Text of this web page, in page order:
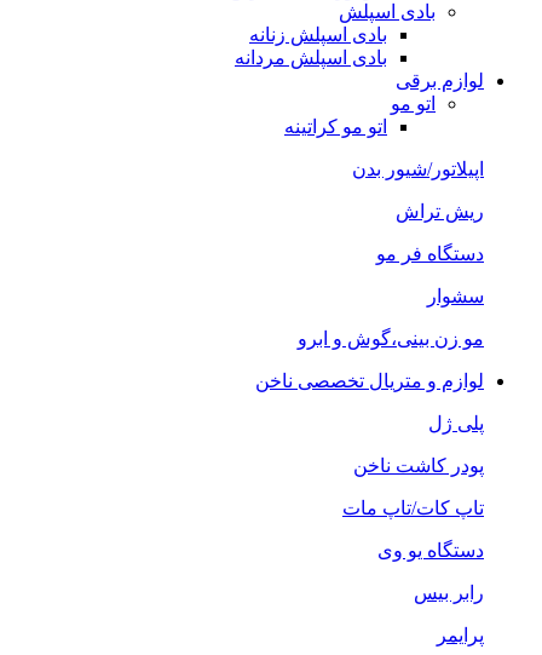
بادی اسپلش
بادی اسپلش زنانه
بادی اسپلش مردانه
لوازم برقی
اتو مو
اتو مو کراتینه
اپیلاتور/شیور بدن
ریش تراش
دستگاه فر مو
سشوار
مو زن بینی،گوش و ابرو
لوازم و متریال تخصصی ناخن
پلی ژل
پودر کاشت ناخن
تاپ کات/تاپ مات
دستگاه یو وی
رابر بیس
پرایمر